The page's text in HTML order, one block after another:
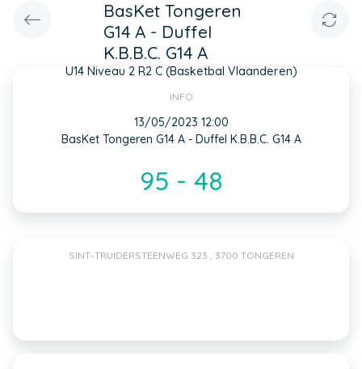
BasKet Tongeren
G14 A - Duffel
K.B.B.C. G14 A
U14 Niveau 2 R2 C (Basketbal Vlaanderen)
INFO
13/05/2023 12:00
BasKet Tongeren G14 A - Duffel K.B.B.C. G14 A
95 - 48
SINT-TRUIDERSTEENWEG 323 , 3700 TONGEREN